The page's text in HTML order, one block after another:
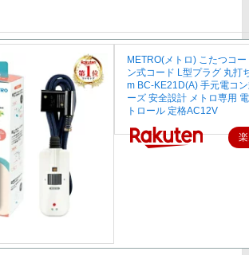
METRO(メトロ) こたつコ
ン式コード L型プラグ 丸打
m BC-KE21D(A) 手元電コ
ーズ 安全設計 メトロ専用
トロール 定格AC12V